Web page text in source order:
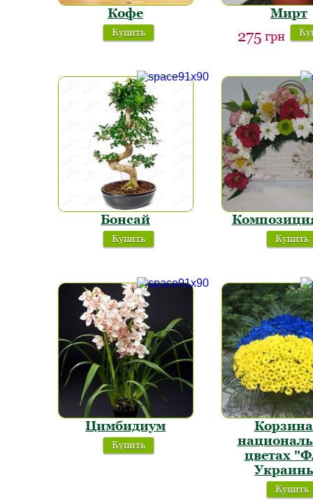
Кофе
Купить
Мирт
275 грн
Бонсай
Купить Купить
Цимбидиум
Купить
цветах
Купить